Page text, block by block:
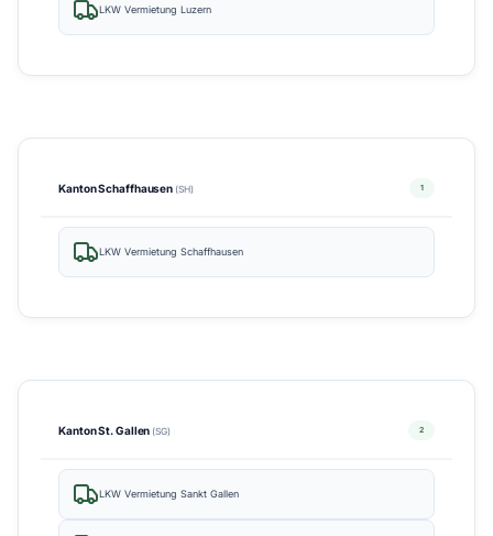
LKW Vermietung Luzern
Kanton Schaffhausen (SH) 1
LKW Vermietung Schaffhausen
Kanton St. Gallen (SG) 2
LKW Vermietung Sankt Gallen